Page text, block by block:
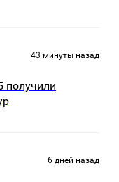
43 минуты назад
получили
6 дней назад